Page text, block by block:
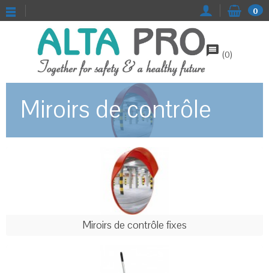
0
message (0)
Miroirs de contrôle
Miroirs de contrôle fixes